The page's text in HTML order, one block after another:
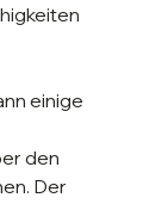
einige
den
Der